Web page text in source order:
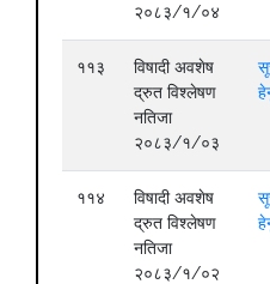
२०८३/१/०४
११३
विषादी अवशेष
द्रुत विश्लेषण
नतिजा
२०८३/१/०३
११४
विषादी अवशेष
द्रुत विश्लेषण
नतिजा
२०८३/१/०२